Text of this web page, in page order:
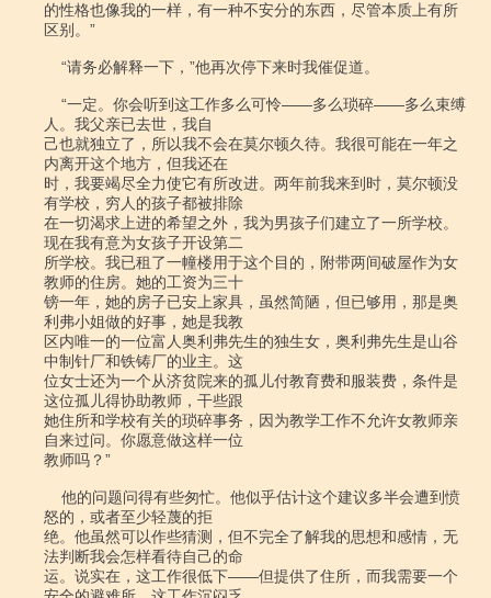
的性格也像我的一样，有一种不安分的东西，尽管本质上有所
区别。”
人。我父亲已去世，我自
己也就独立了，所以我不会在莫尔顿久待。我很可能在一年之
内离开这个地方，但我还在
时，我要竭尽全力使它有所改进。两年前我来到时，莫尔顿没
有学校，穷人的孩子都被排除
在一切渴求上进的希望之外，我为男孩子们建立了一所学校。
现在我有意为女孩子开设第二
所学校。我已租了一幢楼用于这个目的，附带两间破屋作为女
教师的住房。她的工资为三十
镑一年，她的房子已安上家具，虽然简陋，但已够用，那是奥
利弗小姐做的好事，她是我教
区内唯一的一位富人奥利弗先生的独生女，奥利弗先生是山谷
中制针厂和铁铸厂的业主。这
位女士还为一个从济贫院来的孤儿付教育费和服装费，条件是
这位孤儿得协助教师，干些跟
她住所和学校有关的琐碎事务，因为教学工作不允许女教师亲
自来过问。你愿意做这样一位
教师吗？”
怒的，或者至少轻蔑的拒
绝。他虽然可以作些猜测，但不完全了解我的思想和感情，无
法判断我会怎样看待自己的命
运。说实在，这工作很低下――但提供了住所，而我需要一个